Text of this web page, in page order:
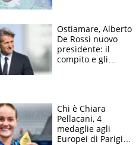
Ostiamare, Alberto
De Rossi nuovo
presidente: il
compito e gli
Chi è Chiara
Pellacani, 4
medaglie agli
Europei di Parigi